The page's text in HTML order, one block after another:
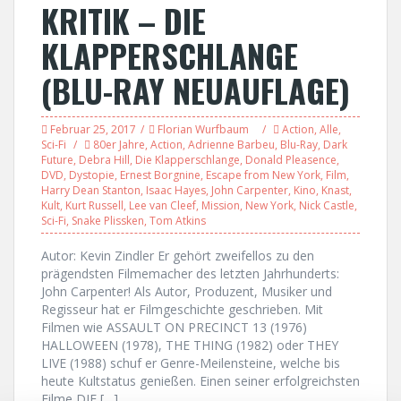
KRITIK – DIE
KLAPPERSCHLANGE
(BLU-RAY NEUAUFLAGE)
Februar 25, 2017 Florian Wurfbaum Action, Alle,
Sci-Fi
80er Jahre, Action, Adrienne Barbeu, Blu-Ray, Dark
Future, Debra Hill, Die Klapperschlange, Donald Pleasence,
DVD, Dystopie, Ernest Borgnine, Escape from New York, Film,
Harry Dean Stanton, Isaac Hayes, John Carpenter, Kino, Knast,
Kult, Kurt Russell, Lee van Cleef, Mission, New York, Nick Castle,
Sci-Fi, Snake Plissken, Tom Atkins
Autor: Kevin Zindler Er gehört zweifellos zu den
prägendsten Filmemacher des letzten Jahrhunderts:
John Carpenter! Als Autor, Produzent, Musiker und
Regisseur hat er Filmgeschichte geschrieben. Mit
Filmen wie ASSAULT ON PRECINCT 13 (1976)
HALLOWEEN (1978), THE THING (1982) oder THEY
LIVE (1988) schuf er Genre-Meilensteine, welche bis
heute Kultstatus genießen. Einen seiner erfolgreichsten